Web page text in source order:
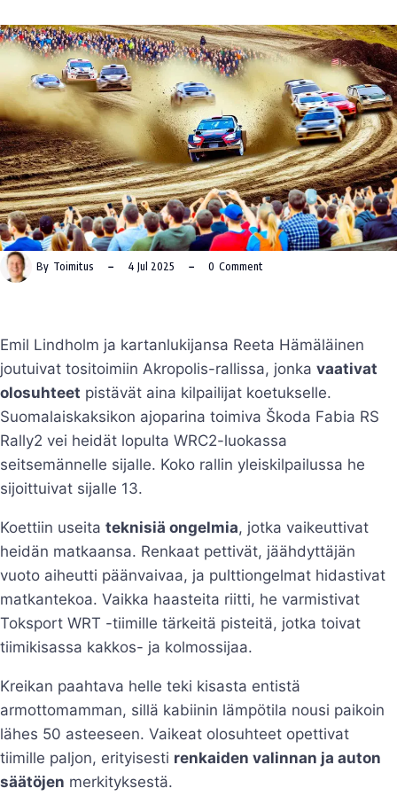
By Toimitus 4 Jul 2025 0 Comment
Emil Lindholm ja kartanlukijansa Reeta Hämäläinen
joutuivat tositoimiin Akropolis-rallissa, jonka vaativat
olosuhteet pistävät aina kilpailijat koetukselle.
Suomalaiskaksikon ajoparina toimiva Škoda Fabia RS
Rally2 vei heidät lopulta WRC2-luokassa
seitsemännelle sijalle. Koko rallin yleiskilpailussa he
sijoittuivat sijalle 13.
Koettiin useita teknisiä ongelmia, jotka vaikeuttivat
heidän matkaansa. Renkaat pettivät, jäähdyttäjän
vuoto aiheutti päänvaivaa, ja pulttiongelmat hidastivat
matkantekoa. Vaikka haasteita riitti, he varmistivat
Toksport WRT -tiimille tärkeitä pisteitä, jotka toivat
tiimikisassa kakkos- ja kolmossijaa.
Kreikan paahtava helle teki kisasta entistä
armottomamman, sillä kabiinin lämpötila nousi paikoin
lähes 50 asteeseen. Vaikeat olosuhteet opettivat
tiimille paljon, erityisesti renkaiden valinnan ja auton
säätöjen merkityksestä.